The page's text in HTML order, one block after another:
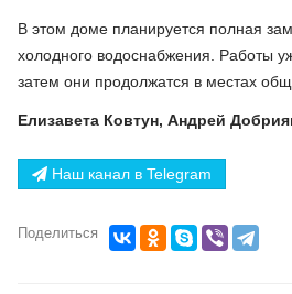
В этом доме планируется полная
холодного водоснабжения. Работы
затем они продолжатся в местах
Елизавета Ковтун, Андрей
Наш канал в Telegram
Поделиться